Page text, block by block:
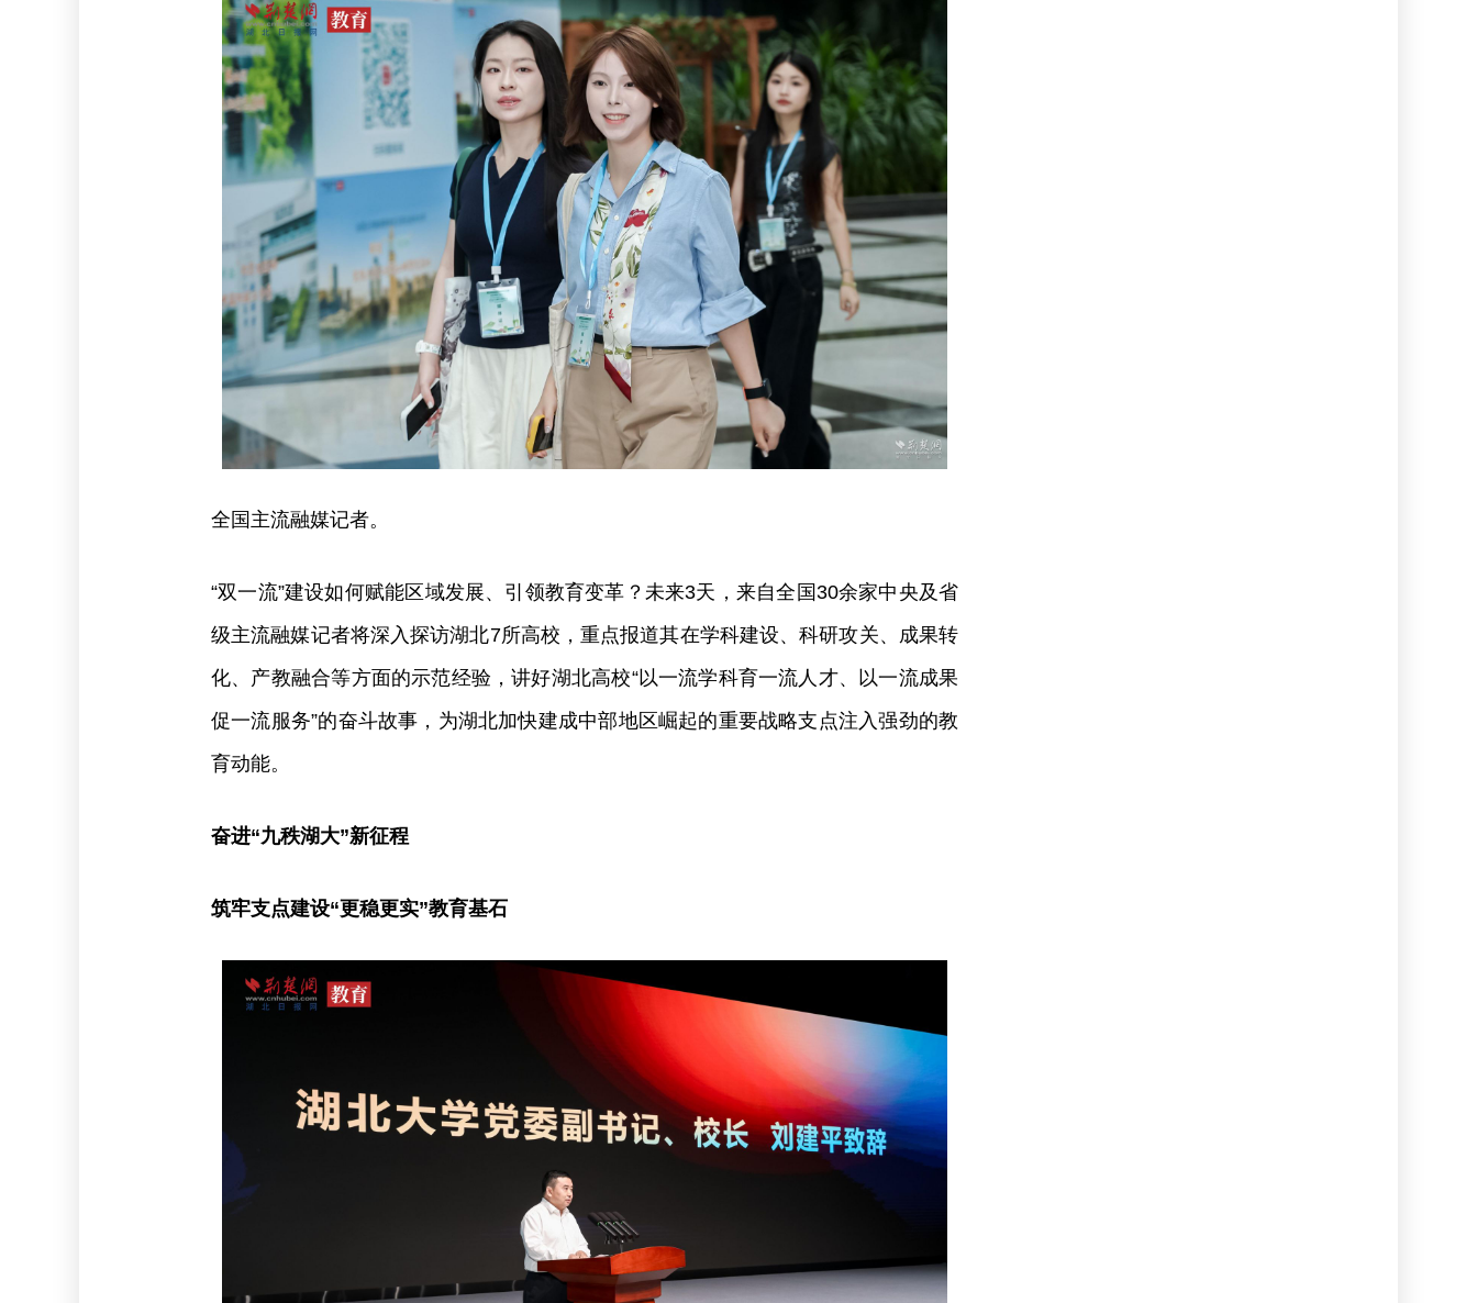
全国主流融媒记者。
“双一流”建设如何赋能区域发展、引领教育变革？未来3天，来自全国30余家中央及省
级主流融媒记者将深入探访湖北7所高校，重点报道其在学科建设、科研攻关、成果转
化、产教融合等方面的示范经验，讲好湖北高校“以一流学科育一流人才、以一流成果
促一流服务”的奋斗故事，为湖北加快建成中部地区崛起的重要战略支点注入强劲的教
育动能。
奋进“九秩湖大”新征程
筑牢支点建设“更稳更实”教育基石